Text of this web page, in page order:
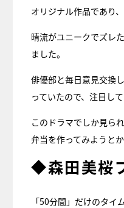
オリジナル作品であり
晴流がユニークでズレ
ました。
俳優部と毎日意見交換
っていたので、注目して
このドラマでしか見ら
弁当を作ってみようと
◆森田美桜
「50分間」だけのタ